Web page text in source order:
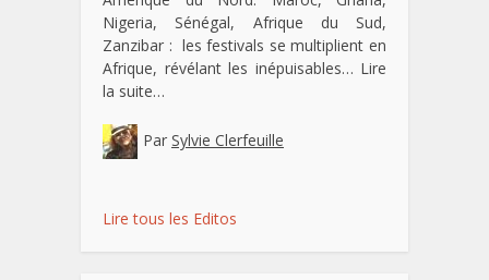
Nigeria, Sénégal, Afrique du Sud,
Zanzibar : les festivals se multiplient en
Afrique, révélant les inépuisables… Lire
la suite…
Par Sylvie Clerfeuille
Lire tous les Editos